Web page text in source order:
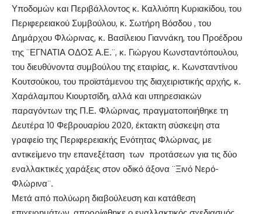
Υποδομών και Περιβάλλοντος κ. Καλλιόπη Κυριακίδου, του
Περιφερειακού Συμβούλου, κ. Σωτήρη Βόσδου , του
Δημάρχου Φλώρινας, κ. Βασίλειου Γιαννάκη, του Προέδρου
της ¨ΕΓΝΑΤΙΑ ΟΔΟΣ Α.Ε.¨, κ. Γιώργου Κωνσταντόπουλου,
του διευθύνοντα συμβούλου της εταιρίας, κ. Κωνσταντίνου
Κουτσούκου, του προϊστάμενου της διαχειριστικής αρχής, κ.
Χαράλαμπου Κιουρτσίδη, αλλά και υπηρεσιακών
παραγόντων της Π.Ε. Φλώρινας, πραγματοποιήθηκε τη
Δευτέρα 10 Φεβρουαρίου 2020, έκτακτη σύσκεψη στα
γραφείο της Περιφερειακής Ενότητας Φλώρινας, με
αντικείμενο την επανεξέταση των προτάσεων για τις δύο
εναλλακτικές χαράξεις στον οδικό άξονα ¨Ξινό Νερό-
Φλώρινα¨.
Μετά από πολύωρη διαβούλευση και κατάθεση